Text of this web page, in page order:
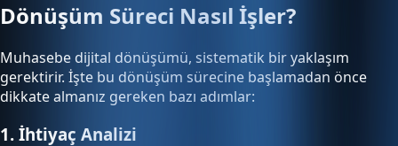
Dönüşüm Süreci Nasıl İşler?
Muhasebe dijital dönüşümü, sistematik bir yaklaşım
gerektirir. İşte bu dönüşüm sürecine başlamadan önce
dikkate almanız gereken bazı adımlar:
1. İhtiyaç Analizi